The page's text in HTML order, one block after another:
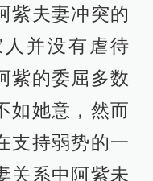
紫夫妻冲突的
并没有虐待
紫的委屈多数
如她意，然而
支持弱势的一
关系中阿紫未